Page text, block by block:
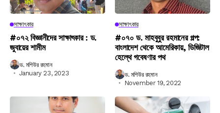
সাক্ষাৎকার
#০৭২ বিজ্ঞানীদের সাক্ষাৎকার : ড.
জুবায়ের শামীম
ড. মশিউর রহমান
January 23, 2023
সাক্ষাৎকার
#০৭০ ড. মাহবুবুর রহমানের গল্প:
বাংলাদেশ থেকে আমেরিকায়, ডিজিটাল
হেল্থে গবেষণার পথ
ড. মশিউর রহমান
November 19, 2022